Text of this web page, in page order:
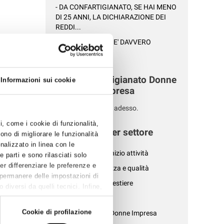
Informazioni sui cookie
come i cookie di funzionalità,
di migliorare le funzionalità
in linea con le
parti e sono rilasciati solo
differenziare le preferenze e
delle impostazioni di
diversi da quelli tecnici. Infine,
Cookie di profilazione
devono
loro
E’
di avvio
under 35,
- DA CONFARTIGIANATO, SE HAI MENO
DI 25 ANNI, LA DICHIARAZIONE DEI
REDDI...
- LA TUA AZIENDA E' DAVVERO
SOSTENIBILE?...
Altre Confartigianato Donne
Impresa
Nessuna news per adesso.
News per settore
- Affari generali e inizio attività
- Ambiente, sicurezza e qualità
- Associazioni di mestiere
- AziendePiù
- Confartigianato Donne Impresa